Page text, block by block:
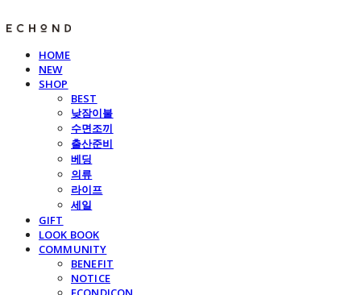
HOME
NEW
SHOP
BEST
낮잠이불
수면조끼
출산준비
베딩
의류
라이프
세일
GIFT
LOOK BOOK
COMMUNITY
BENEFIT
NOTICE